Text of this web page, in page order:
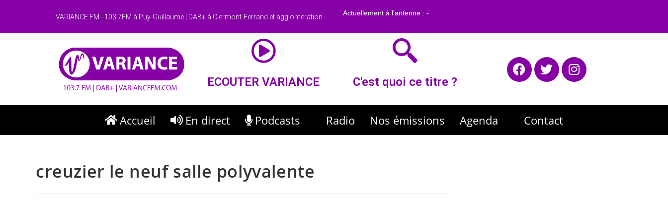
VARIANCE FM - 103.7FM à Puy-Guillaume | DAB+ à Clermont-Ferrand et agglomération
ECOUTER VARIANCE C'est quoi ce titre ?
Accueil En direct Podcasts Radio Nos émissions Agenda Contact
creuzier le neuf salle polyvalente